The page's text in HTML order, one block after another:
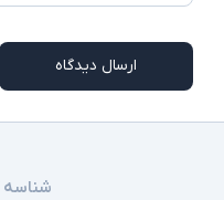
ارسال دیدگاه
شناسه